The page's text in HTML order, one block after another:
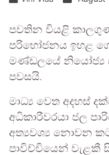
පවතින වියළි
පරිභෝජනය ඉහළ
මණ්ඩලයේ නියෝජ්‍ය
පවසයි.
මාධ්‍ය වෙත අදහස්
අධිකාරීවරයා ජල
අත්‍යවශ්‍ය නොවන
පාවිච්චියෙන් වැළකී